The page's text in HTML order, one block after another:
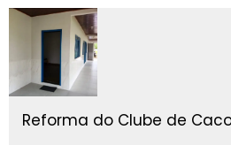
Reforma do Clube de